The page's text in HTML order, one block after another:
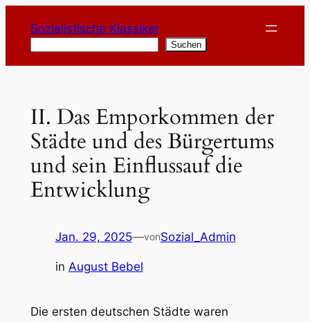
Inhalt
springen
Sozialistische Klassiker
Suchen
II. Das Emporkommen der
Städte und des Bürgertums
und sein Einflussauf die
Entwicklung
Jan. 29, 2025—vonSozial_Admin
in August Bebel
Die ersten deutschen Städte waren